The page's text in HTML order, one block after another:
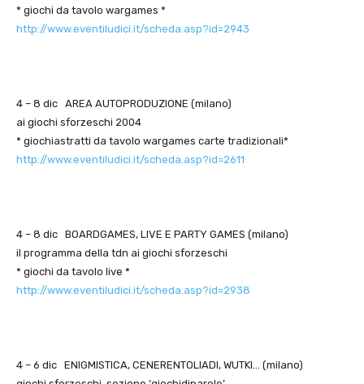
* giochi da tavolo wargames *
http://www.eventiludici.it/scheda.asp?id=2943
4 – 8 dic AREA AUTOPRODUZIONE (milano)
ai giochi sforzeschi 2004
* giochiastratti da tavolo wargames carte tradizionali*
http://www.eventiludici.it/scheda.asp?id=2611
4 – 8 dic BOARDGAMES, LIVE E PARTY GAMES (milano)
il programma della tdn ai giochi sforzeschi
* giochi da tavolo live *
http://www.eventiludici.it/scheda.asp?id=2938
4 – 6 dic ENIGMISTICA, CENERENTOLIADI, WUTKI… (milano)